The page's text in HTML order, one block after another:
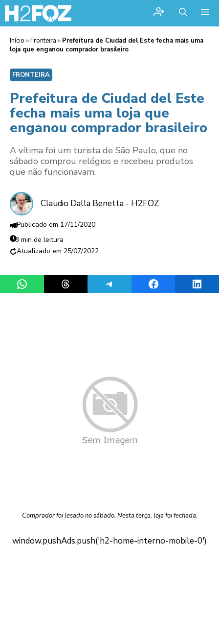
Início »Fronteira » Prefeitura de Ciudad del Este fecha mais uma
loja que enganou comprador brasileiro
FRONTEIRA
Prefeitura de Ciudad del Este
fecha mais uma loja que
enganou comprador brasileiro
A vítima foi um turista de São Paulo, que no
sábado comprou relógios e recebeu produtos
que não funcionavam.
Claudio Dalla Benetta - H2FOZ
17/11/2020
3 min de leitura
25/07/2022
Share on WhatsAppShare on ThreadsShare on TelegramShare on Facebook
Comprador foi lesado no sábado. Nesta terça, loja foi fechada.